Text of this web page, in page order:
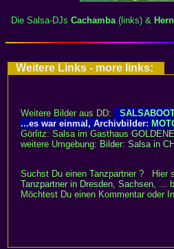
Die Salsa-DJs Cachamba( links) &
Weitere Links - more links:
Weitere Bilder aus DD:
...es war einmal, Archivbilder:
Görlitz: Salsa im Gasthaus
weitere Umgebung: Bilder: Salsa in
Suchst Du einen Tanzpartner ? Hier
Tanzpartner in Dresden, Sachsen, ...
Möchtest Du einen Kommentar oder